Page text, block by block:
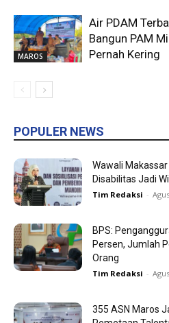
MAROS
Air PDAM
Bangun PAM
Pernah Kering
POPULER NEWS
Wawali
Disabilitas Jadi
Tim Redaksi -
BPS:
Persen, Jumlah
Orang
Tim Redaksi -
355 ASN Maros